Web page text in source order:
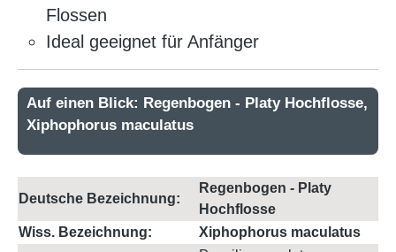
Flossen
Ideal geeignet für Anfänger
Auf einen Blick: Regenbogen - Platy Hochflosse,
Xiphophorus maculatus
Deutsche Bezeichnung:
Regenbogen - Platy
Hochflosse
Wiss. Bezeichnung:
Xiphophorus maculatus